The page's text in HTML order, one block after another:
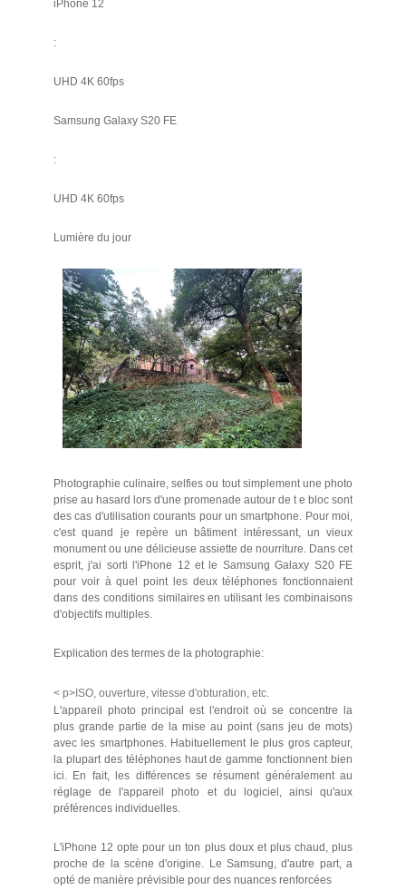
iPhone 12
:
UHD 4K 60fps
Samsung Galaxy S20 FE
:
UHD 4K 60fps
Lumière du jour
Photographie culinaire, selfies ou tout simplement une photo
prise au hasard lors d'une promenade autour de t e bloc sont
des cas d'utilisation courants pour un smartphone. Pour moi,
c'est quand je repère un bâtiment intéressant, un vieux
monument ou une délicieuse assiette de nourriture. Dans cet
esprit, j'ai sorti l'iPhone 12 et le Samsung Galaxy S20 FE
pour voir à quel point les deux téléphones fonctionnaient
dans des conditions similaires en utilisant les combinaisons
d'objectifs multiples.
Explication des termes de la photographie:
< p>ISO, ouverture, vitesse d'obturation, etc.
L'appareil photo principal est l'endroit où se concentre la
plus grande partie de la mise au point (sans jeu de mots)
avec les smartphones. Habituellement le plus gros capteur,
la plupart des téléphones haut de gamme fonctionnent bien
ici. En fait, les différences se résument généralement au
réglage de l'appareil photo et du logiciel, ainsi qu'aux
préférences individuelles.
L'iPhone 12 opte pour un ton plus doux et plus chaud, plus
proche de la scène d'origine. Le Samsung, d'autre part, a
opté de manière prévisible pour des nuances renforcées